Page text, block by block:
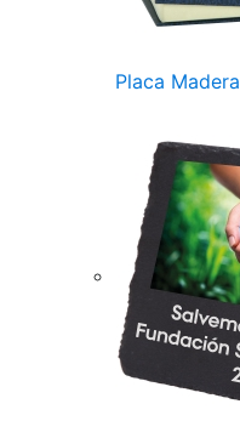
Placa Madera